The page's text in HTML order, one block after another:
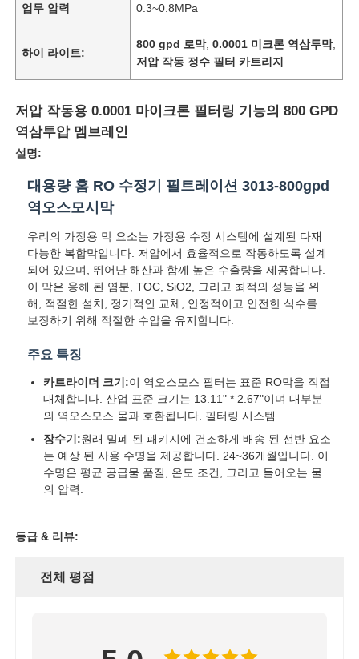
업무 압력 0.3~0.8MPa
하이 라이트:
800 gpd 로막,0.0001 미크론 역삼투막,
저압 작동 정수 필터 카트리지
저압 작동용 0.0001 마이크론 필터링 기능의 800 GPD
역삼투압 멤브레인
설명:
대용량 홈 RO 수정기 필트레이션 3013-800gpd
역오스모시막
우리의 가정용 막 요소는 가정용 수정 시스템에 설계된 다재
다능한 복합막입니다. 저압에서 효율적으로 작동하도록 설계
되어 있으며, 뛰어난 해산과 함께 높은 수출량을 제공합니다.
이 막은 용해 된 염분, TOC, SiO2, 그리고 최적의 성능을 위
해, 적절한 설치, 정기적인 교체, 안정적이고 안전한 식수를
보장하기 위해 적절한 수압을 유지합니다.
주요 특징
카트라이더 크기:이 역오스모스 필터는 표준 RO막을 직접
대체합니다. 산업 표준 크기는 13.11" * 2.67"이며 대부분
의 역오스모스 물과 호환됩니다. 필터링 시스템
장수기:원래 밀폐 된 패키지에 건조하게 배송 된 선반 요소
는 예상 된 사용 수명을 제공합니다. 24~36개월입니다. 이
수명은 평균 공급물 품질, 온도 조건, 그리고 들어오는 물
의 압력.
등급 & 리뷰:
전체 평점